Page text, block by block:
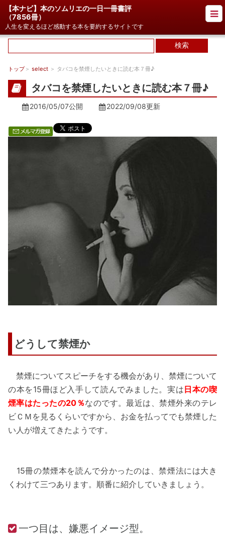
【本ナビ】本のソムリエの一日一冊書評
（7856冊）
人生を変えるほど感動する本を要約するサイトです
トップ＞ select ＞ タバコを禁煙したいときに読む本７冊♪
タバコを禁煙したいときに読む本７冊♪
2016/05/07公開 2022/09/08更新
どうして禁煙か
禁煙についてスピーチをする機会があり、禁煙について
の本を15冊ほど入手して読んでみました。実は日本の喫
煙率はたったの20％なのです。最近は、禁煙外来のテレ
ビＣＭを見るくらいですから、お金を払ってでも禁煙した
い人が増えてきたようです。
15冊の禁煙本を読んで分かったのは、禁煙法には大き
くわけて三つあります。順番に紹介していきましょう。
一つ目は、嫌悪イメージ型。